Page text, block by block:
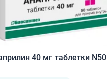
40 мг таблетки N50